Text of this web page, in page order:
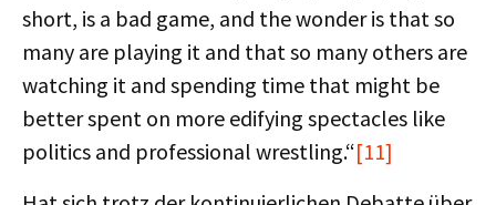
short, is a bad game, and the wonder is that so
many are playing it and that so many others are
watching it and spending time that might be
better spent on more edifying spectacles like
politics and professional wrestling.“[11]